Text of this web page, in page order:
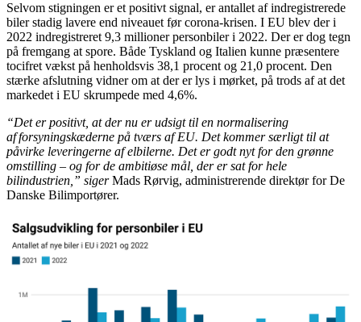
Selvom stigningen er et positivt signal, er antallet af indregistrerede
biler stadig lavere end niveauet før corona-krisen. I EU blev der i
2022 indregistreret 9,3 millioner personbiler i 2022. Der er dog tegn
på fremgang at spore. Både Tyskland og Italien kunne præsentere
tocifret vækst på henholdsvis 38,1 procent og 21,0 procent. Den
stærke afslutning vidner om at der er lys i mørket, på trods af at det
markedet i EU skrumpede med 4,6%.
“Det er positivt, at der nu er udsigt til en normalisering
af forsyningskæderne på tværs af EU. Det kommer særligt til at
påvirke leveringerne af elbilerne. Det er godt nyt for den grønne
omstilling – og for de ambitiøse mål, der er sat for hele
bilindustrien,” sigerMads Rørvig, administrerende direktør for De
Danske Bilimportører.